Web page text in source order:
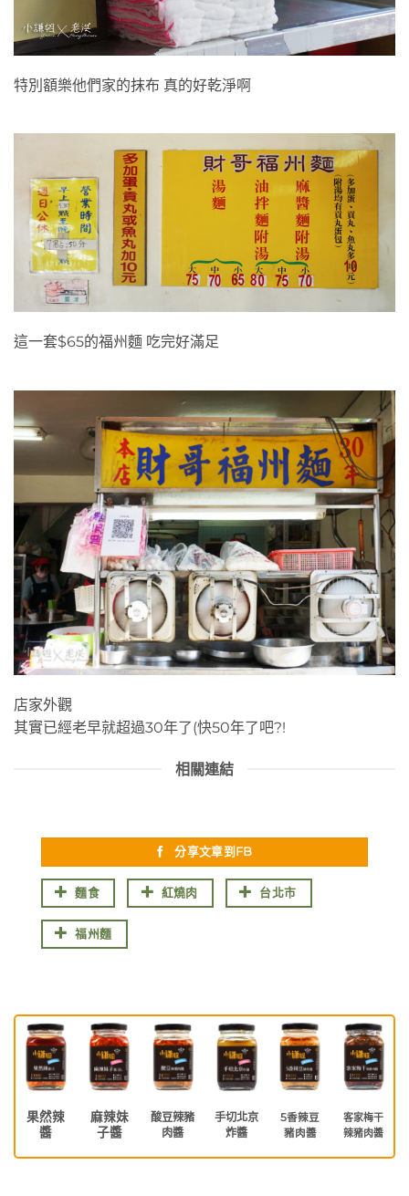
特別額樂他們家的抹布 真的好乾淨啊
這一套$65的福州麵 吃完好滿足
店家外觀
其實已經老早就超過30年了(快50年了吧?!
相關連結
分享文章到FB
麵食 紅燒肉 台北市
福州麵
果然辣
醬
麻辣妹
子醬
酸豆辣豬
肉醬
手切北京
炸醬
5香辣豆
豬肉醬
客家梅干
辣豬肉醬